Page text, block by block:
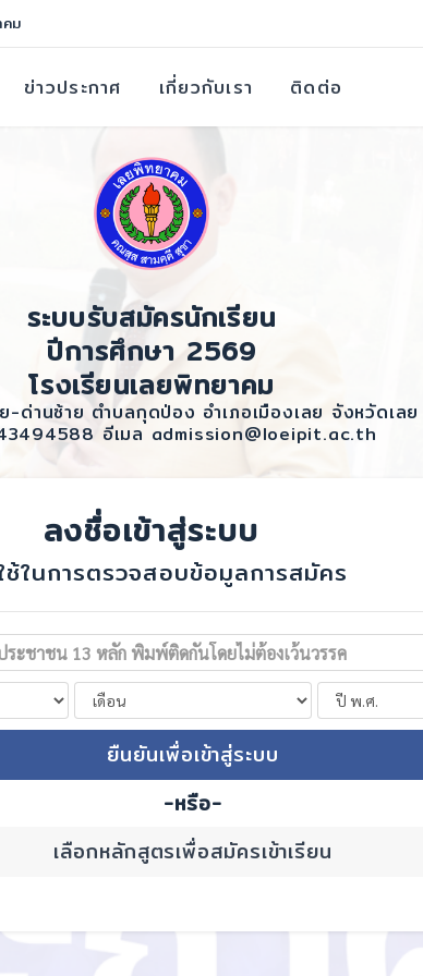
ม
ข่าวประกาศ เกี่ยวกับเรา ติดต่อ
ระบบรับสมัครนักเรียน
ปีการศึกษา 2569
โรงเรียนเลยพิทยาคม
ด่านซ้าย ตำบลกุดป่อง อำเภอเมืองเลย จังหวัดเลย
อีเมล admission@loeipit.ac.th
ลงชื่อเข้าสู่ระบบ
ช้ในการตรวจสอบข้อมูลการสมัคร
ยืนยันเพื่อเข้าสู่ระบบ
-หรือ-
เลือกหลักสูตรเพื่อสมัครเข้าเรียน